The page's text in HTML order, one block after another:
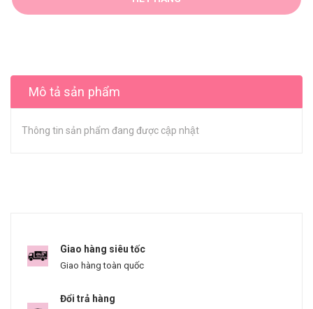
Mô tả sản phẩm
Thông tin sản phẩm đang được cập nhật
Giao hàng siêu tốc
Giao hàng toàn quốc
Đổi trả hàng